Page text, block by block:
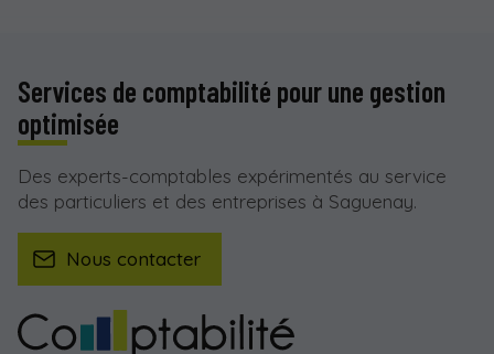
Services de comptabilité pour une gestion
optimisée
Des experts-comptables expérimentés au service
des particuliers et des entreprises à Saguenay.
Nous contacter